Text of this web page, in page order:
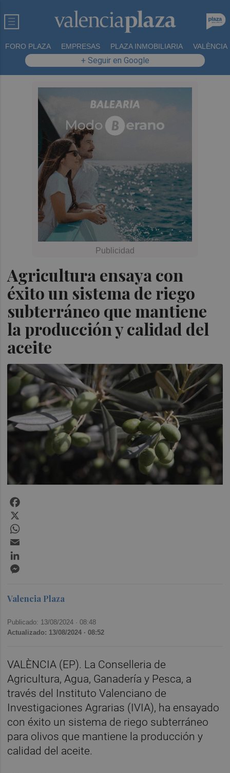
FORO PLAZA EMPRESAS PLAZA INMOBILIARIA VALÈNCIA
+ Seguir en Google
Agricultura ensaya con
éxito un sistema de riego
subterráneo que mantiene
la producción y calidad del
aceite
Valencia Plaza
Publicado: 13/08/2024 ·08:48
Actualizado: 13/08/2024 · 08:52
VALÈNCIA (EP). La Conselleria de
Agricultura, Agua, Ganadería y Pesca, a
través del Instituto Valenciano de
Investigaciones Agrarias (IVIA), ha ensayado
con éxito un sistema de riego subterráneo
para olivos que mantiene la producción y
calidad del aceite.